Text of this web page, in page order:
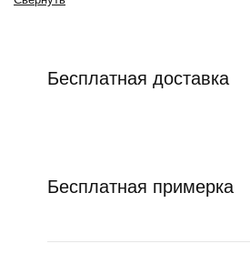
Бесплатная доставка
Бесплатная примерка